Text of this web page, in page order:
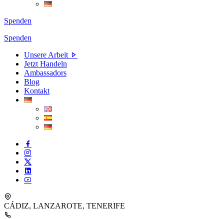
Spenden
Spenden
Unsere Arbeit
Jetzt Handeln
Ambassadors
Blog
Kontakt
CÁDIZ, LANZAROTE, TENERIFE